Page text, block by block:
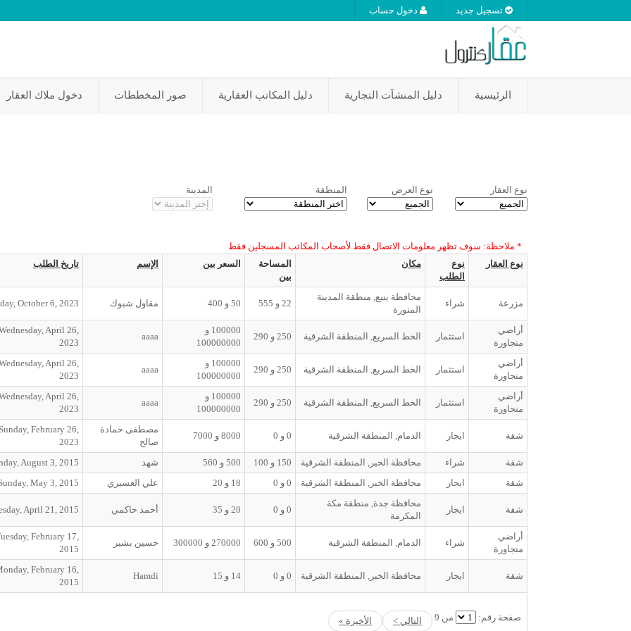
دخول حساب تسجيل جديد
الرئيسية دليل المنشآت التجارية دليل المكاتب العقارية صور المخططات دخول ملاك العقار
نوع العقار نوع العرض المنطقة المدينة
* ملاحظة: سوف تظهر معلومات الاتصال فقط لأصحاب المكاتب المسجلين فقط
نوع العقار
نوع
الطلب
مكان
المساحة
بين
السعر بين الإسم تاريخ الطلب
مزرعة شراء
محافظة ينبع, منطقة المدينة
المنورة
22 و 555
50 و 400 مقاول شبوك October 6, 2023
أراضي
متجاورة
استثمار الخط السريع, المنطقة الشرقية 250 و 290
100000 و
100000000
aaaa
April 26,
2023
أراضي
متجاورة
استثمار الخط السريع, المنطقة الشرقية 250 و 290
100000 و
100000000
aaaa
April 26,
2023
أراضي
متجاورة
استثمار الخط السريع, المنطقة الشرقية 250 و 290
100000 و
100000000
aaaa
April 26,
2023
شقة ايجار الدمام, المنطقة الشرقية 0 و 0
8000 و 7000
مصطفى حمادة
صالح
Sunday, February 26,
2023
شقة
شراء محافظة الخبر, المنطقة الشرقية 150 و 100
500 و 560 شهد
August 3, 2015
شقة
ايجار محافظة الخبر, المنطقة الشرقية 0 و 0
18 و 20 علي العسيري May 3, 2015
شقة ايجار
محافظة جدة, منطقة مكة
المكرمة
0 و 0
20 و 35 أحمد حاكمي April 21, 2015
أراضي
متجاورة
شراء الدمام, المنطقة الشرقية 500 و 600
270000 و 300000 حسين بشير
February 17,
2015
شقة ايجار محافظة الخبر, المنطقة الشرقية 0 و 0
14 و 15
Hamdi
February 16,
2015
صفحة رقم: من 9 التالي > الأخيرة »